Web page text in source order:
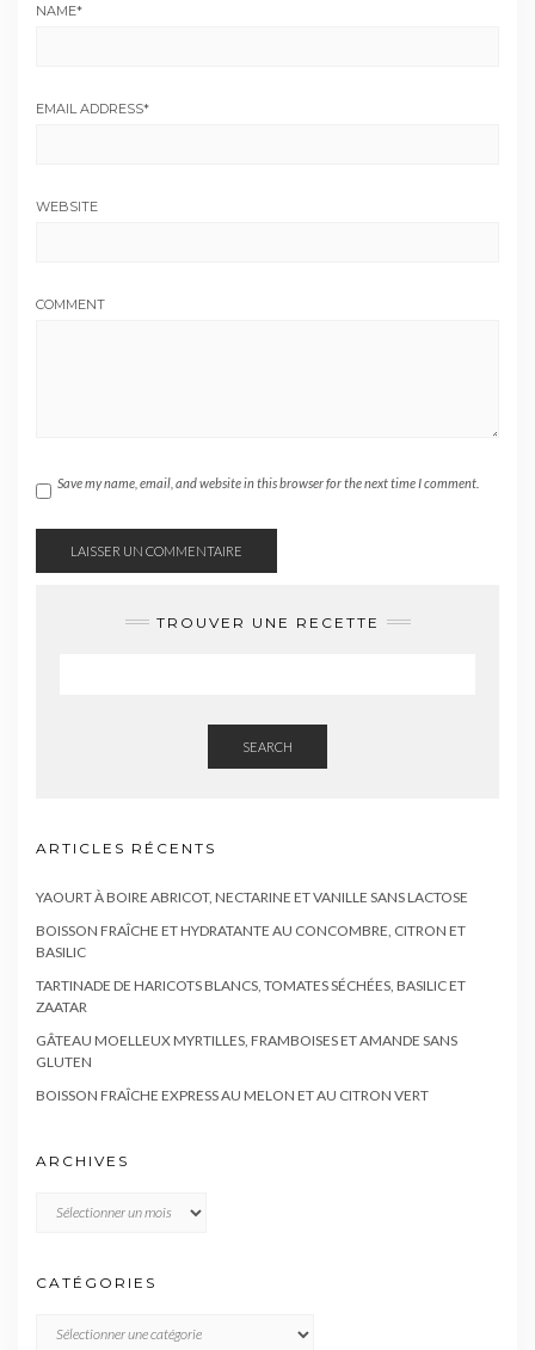
NAME*
EMAIL ADDRESS*
WEBSITE
COMMENT
Save my name, email, and website in this browser for the next time I comment.
TROUVER UNE RECETTE
SEARCH
ARTICLES RÉCENTS
YAOURT À BOIRE ABRICOT, NECTARINE ET VANILLE SANS LACTOSE
BOISSON FRAÎCHE ET HYDRATANTE AU CONCOMBRE, CITRON ET
BASILIC
TARTINADE DE HARICOTS BLANCS, TOMATES SÉCHÉES, BASILIC ET
ZAATAR
GÂTEAU MOELLEUX MYRTILLES, FRAMBOISES ET AMANDE SANS
GLUTEN
BOISSON FRAÎCHE EXPRESS AU MELON ET AU CITRON VERT
ARCHIVES
CATÉGORIES